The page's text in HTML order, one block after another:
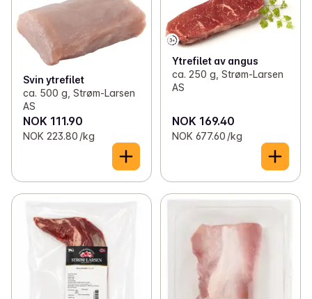
Svin ytrefilet
ca. 500 g, Strøm-Larsen
AS
NOK 111.90
NOK 223.80 /kg
Ytrefilet av angus
ca. 250 g, Strøm-Larsen
AS
NOK 169.40
NOK 677.60 /kg